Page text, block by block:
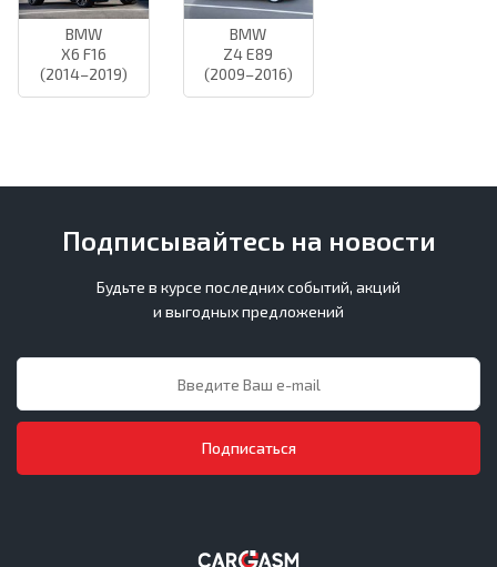
BMW
X6 F16
(2014–2019)
BMW
Z4 E89
(2009–2016)
Подписывайтесь на новости
Будьте в курсе последних событий, акций
и выгодных предложений
Подписаться